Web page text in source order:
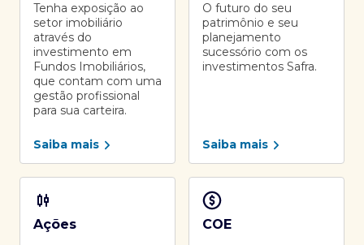
Tenha exposição ao
setor imobiliário
através do
investimento em
Fundos Imobiliários,
que contam com uma
gestão profissional
para sua carteira.
Saiba mais
O futuro do seu
patrimônio e seu
planejamento
sucessório com os
investimentos Safra.
Saiba mais
Ações COE